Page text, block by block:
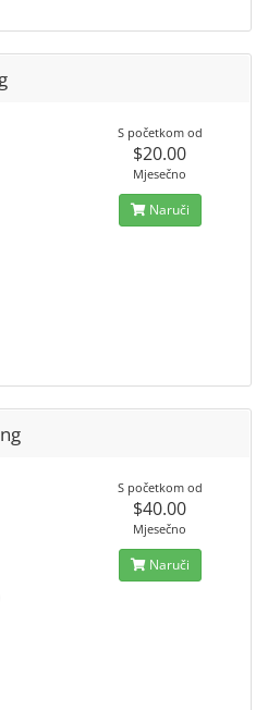
S početkom od
$20.00
Mjesečno
Naruči
S početkom od
$40.00
Mjesečno
Naruči